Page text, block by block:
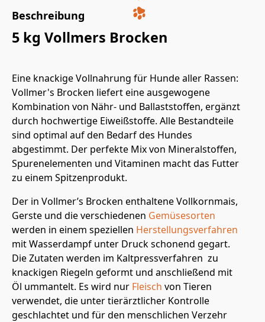
Beschreibung
5 kg Vollmers Brocken
Eine knackige Vollnahrung für Hunde aller Rassen:
Vollmer's Brocken liefert eine ausgewogene
Kombination von Nähr- und Ballaststoffen, ergänzt
durch hochwertige Eiweißstoffe. Alle Bestandteile
sind optimal auf den Bedarf des Hundes
abgestimmt. Der perfekte Mix von Mineralstoffen,
Spurenelementen und Vitaminen macht das Futter
zu einem Spitzenprodukt.
Der in Vollmer’s Brocken enthaltene Vollkornmais,
Gerste und die verschiedenen Gemüsesorten
werden in einem speziellen Herstellungsverfahren
mit Wasserdampf unter Druck schonend gegart.
Die Zutaten werden im Kaltpressverfahren zu
knackigen Riegeln geformt und anschließend mit
Öl ummantelt. Es wird nur Fleisch von Tieren
verwendet, die unter tierärztlicher Kontrolle
geschlachtet und für den menschlichen Verzehr